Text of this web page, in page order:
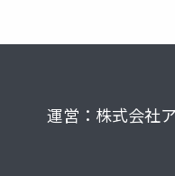
運営：株式会社